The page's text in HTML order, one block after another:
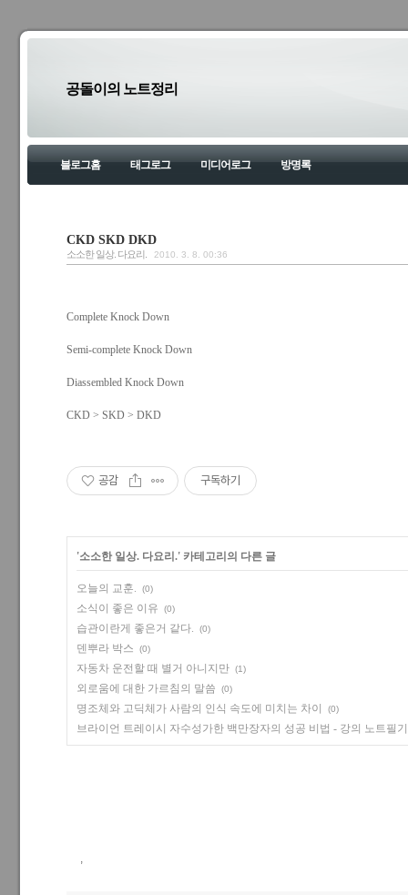
공돌이의 노트정리
블로그홈 태그로그 미디어로그 방명록
CKD SKD DKD
소소한 일상. 다요리. 2010. 3. 8. 00:36
Complete Knock Down
Semi-complete Knock Down
Diassembled Knock Down
CKD > SKD > DKD
공감 구독하기
'소소한 일상. 다요리.' 카테고리의 다른 글
오늘의 교훈. (0)
소식이 좋은 이유 (0)
습관이란게 좋은거 같다. (0)
덴뿌라 박스 (0)
자동차 운전할 때 별거 아니지만 (1)
외로움에 대한 가르침의 말씀 (0)
명조체와 고딕체가 사람의 인식 속도에 미치는 차이 (0)
브라이언 트레이시 자수성가한 백만장자의 성공 비법 - 강의 노트필
,